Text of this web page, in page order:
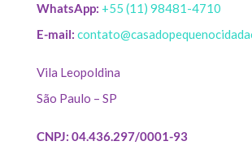
WhatsApp: +55 (11) 98481-4710
E-mail:
Vila Leopoldina
São Paulo – SP
CNPJ: 04.436.297/0001-93